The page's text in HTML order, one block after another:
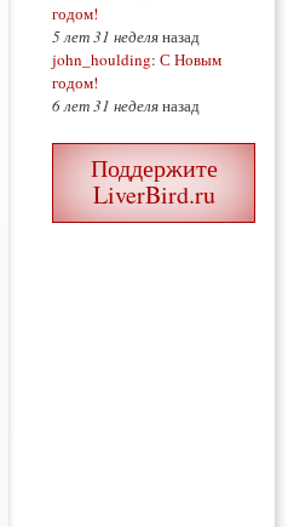
годом!
5 лет 31 неделяназад
john_houlding: С Новым
годом!
6 лет 31 неделяназад
Поддержите
LiverBird.ru